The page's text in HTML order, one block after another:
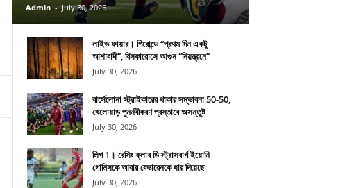
Admin - July 30, 2026
লাইভ ফায়ার। গিরোন্ডে “প্রথম দিন একটু
আশাবাদী”, বিসকারোসে আগুন “নিয়ন্ত্রনে”
July 30, 2026
বার্সেলোনা স্ট্রাইকারের থাকার সম্ভাবনা 50-50,
খেলোয়াড় পুনর্নবীকরণ প্রস্তাবে অসন্তুষ্ট
July 30, 2026
লিগ 1। রেসিং ক্লাব ডি স্ট্রাসবার্গ ইয়োনি
গোমিসকে আবার বেভারেনকে ধার দিয়েছে
July 30, 2026